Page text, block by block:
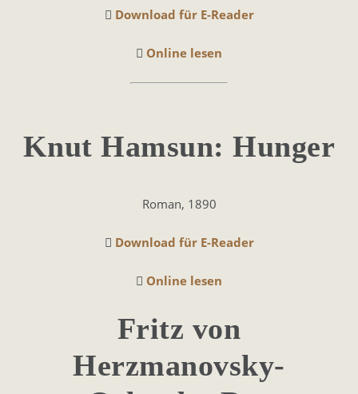
Download für E-Reader
Online lesen
Knut Hamsun: Hunger
Roman, 1890
Download für E-Reader
Online lesen
Fritz von
Herzmanovsky-